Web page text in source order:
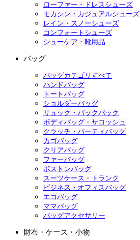
ローファー・ドレスシューズ
モカシン・カジュアルシューズ
レイン・スノーシューズ
コンフォートシューズ
シューケア・靴用品
バッグ
バッグカテゴリすべて
ハンドバッグ
トートバッグ
ショルダーバッグ
リュック・バックパック
ボディバッグ・サコッシュ
クラッチ・パーティバッグ
カゴバッグ
クリアバッグ
ファーバッグ
ボストンバッグ
スーツケース・トランク
ビジネス・オフィスバッグ
エコバッグ
ママバッグ
バッグアクセサリー
財布・ケース・小物